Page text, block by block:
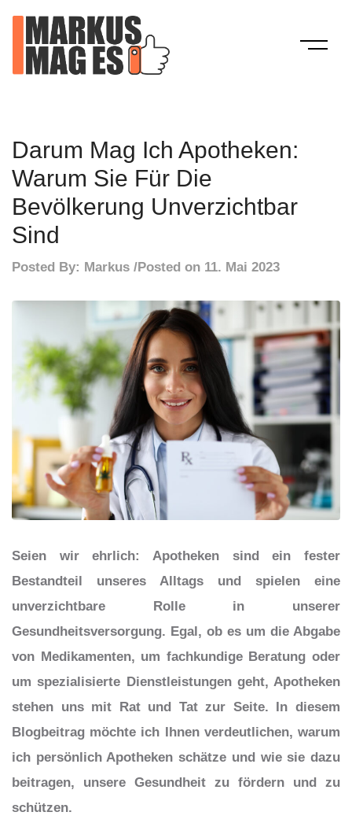
content
Darum Mag Ich Apotheken:
Warum Sie Für Die
Bevölkerung Unverzichtbar
Sind
Posted By: Markus Posted on 11. Mai 2023
Seien wir ehrlich: Apotheken sind ein fester
Bestandteil unseres Alltags und spielen eine
unverzichtbare Rolle in unserer
Gesundheitsversorgung. Egal, ob es um die Abgabe
von Medikamenten, um fachkundige Beratung oder
um spezialisierte Dienstleistungen geht, Apotheken
stehen uns mit Rat und Tat zur Seite. In diesem
Blogbeitrag möchte ich Ihnen verdeutlichen, warum
ich persönlich Apotheken schätze und wie sie dazu
beitragen, unsere Gesundheit zu fördern und zu
schützen.